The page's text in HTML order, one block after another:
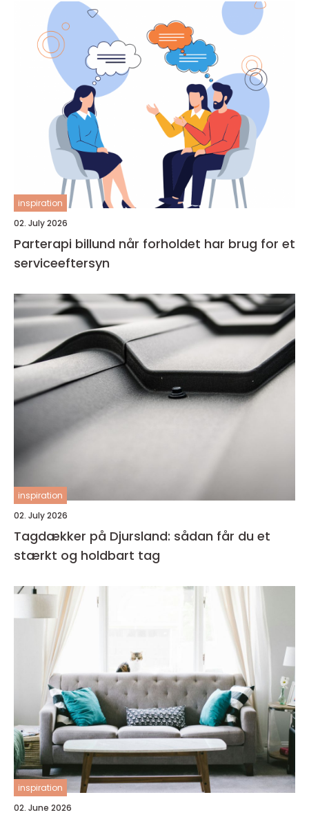
inspiration
02. July 2026
Parterapi billund når forholdet har brug for et
serviceeftersyn
inspiration
02. July 2026
Tagdækker på Djursland: sådan får du et
stærkt og holdbart tag
inspiration
02. June 2026